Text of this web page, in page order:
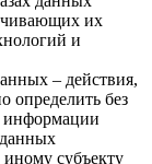
их
и
– действия,
определить без
информации
субъекту